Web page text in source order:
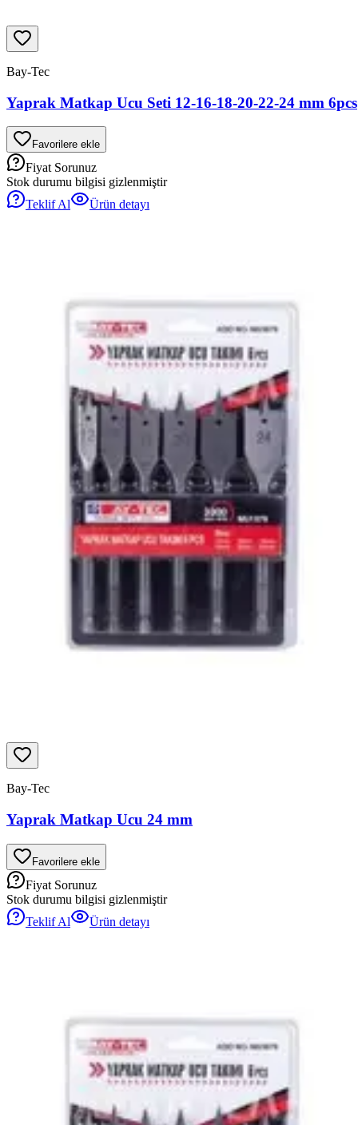
Bay-Tec
Yaprak Matkap Ucu Seti 12-16-18-20-22-24 mm 6pcs
Favorilere ekle
Fiyat Sorunuz
Stok durumu bilgisi gizlenmiştir
Teklif Al
Ürün detayı
Bay-Tec
Yaprak Matkap Ucu 24 mm
Favorilere ekle
Fiyat Sorunuz
Stok durumu bilgisi gizlenmiştir
Teklif Al
Ürün detayı